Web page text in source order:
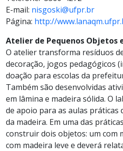
E-mail: nisgoski@ufpr.br
Página: http://
Atelier de Pequenos Objetos
O atelier transforma resíduos
decoração, jogos pedagógicos
doação para escolas da
Também são desenvolvidas
em lâmina e madeira sólida. O
de apoio para as aulas práticas
da madeira. Em uma das
construir dois objetos: um com
com madeira leve e deverá